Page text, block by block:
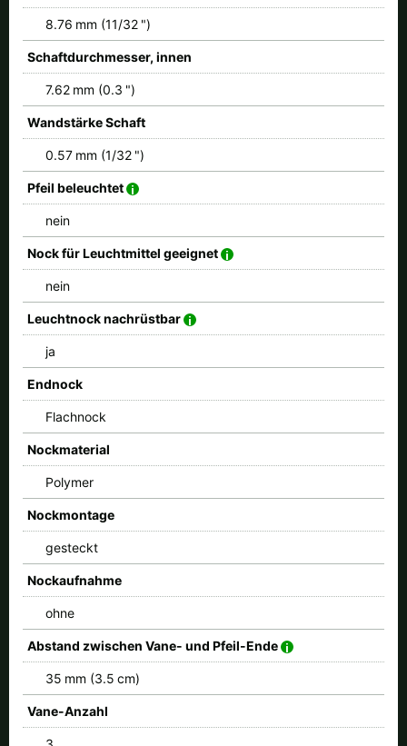
8.76 mm (11/32 ")
Schaftdurchmesser, innen
7.62 mm (0.3 ")
Wandstärke Schaft
0.57 mm (1/32 ")
Pfeil beleuchtet
nein
Nock für Leuchtmittel geeignet
nein
Leuchtnock nachrüstbar
ja
Endnock
Flachnock
Nockmaterial
Polymer
Nockmontage
gesteckt
Nockaufnahme
ohne
Abstand zwischen Vane- und Pfeil-Ende
35 mm (3.5 cm)
Vane-Anzahl